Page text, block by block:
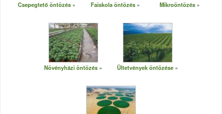
Csepegtető öntözés Faiskola öntözés Mikroöntözés
Növényházi öntözés Ültetvények öntözése